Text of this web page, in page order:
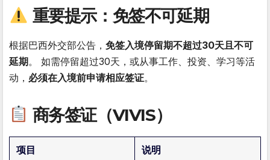
重要提示：免签不可延期
根据巴西外交部公告， 免签入境停留期不超过30天且不可
延期。 如需停留超过30天，或从事工作、投资、学习等活
动， 必须在入境前申请相应签证。
商务签证（VIVIS）
项目 说明